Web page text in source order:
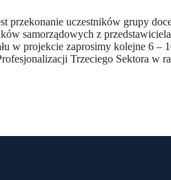
przekonanie uczestników grupy
samorządowych z
w projekcie zaprosimy kolejne 6 –
Trzeciego Sektora w